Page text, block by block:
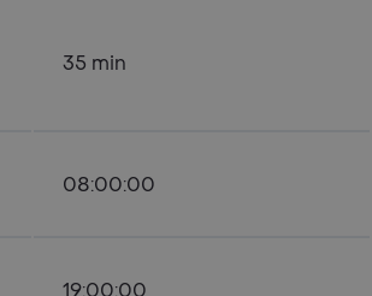
35 min
08:00:00
19:00:00